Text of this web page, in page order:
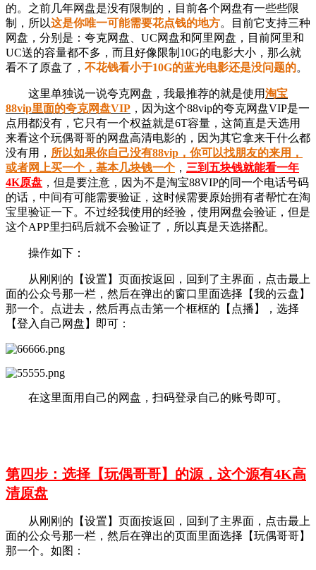
的。之前几年网盘是没有限制的，目前各个网盘有一些些限
制，所以这是你唯一可能需要花点钱的地方。目前它支持三种
网盘，分别是：夸克网盘、UC网盘和阿里网盘，目前阿里和
UC送的容量都不多，而且好像限制10G的电影大小，那么就
看不了原盘了， 不花钱看小于10G的蓝光电影还是没问题的。
这里单独说一说夸克网盘，我最推荐的就是使用淘宝
88vip里面的夸克网盘VIP ，因为这个88vip的夸克网盘VIP是一
点用都没有，它只有一个权益就是6T容量，这简直是天选用
来看这个玩偶哥哥的网盘高清电影的，因为其它拿来干什么都
没有用， 所以如果你自己没有88vip，你可以找朋友的来用，
或者网上买一个，基本几块钱一个 ， 三到五块钱就能看一年
4K原盘 ，但是要注意，因为不是淘宝88VIP的同一个电话号码
的话，中间有可能需要验证，这时候需要原始拥有者帮忙在淘
宝里验证一下。不过经我使用的经验，使用网盘会验证，但是
这个APP里扫码后就不会验证了，所以真是天选搭配。
操作如下：
从刚刚的【设置】页面按返回，回到了主界面，点击最上
面的公众号那一栏，然后在弹出的窗口里面选择【我的云盘】
那一个。点进去，然后再点击第一个框框的【点播】，选择
【登入自己网盘】即可：
在这里面用自己的网盘，扫码登录自己的账号即可。
第四步：选择【玩偶哥哥】的源，这个源有4K高
清原盘
从刚刚的【设置】页面按返回，回到了主界面，点击最上
面的公众号那一栏，然后在弹出的页面里面选择【玩偶哥哥】
那一个。如图：